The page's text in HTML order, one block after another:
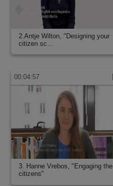
2.Antje Wilton, "Designing your
citizen sc…
00:04:57
3. Hanne Vrebos, "Engaging the
citizens"